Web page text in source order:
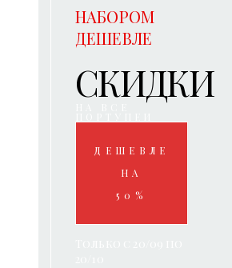
НАБОРОМ
ДЕШЕВЛЕ
СКИДКИ
ДЕШЕВЛЕ
НА
50%